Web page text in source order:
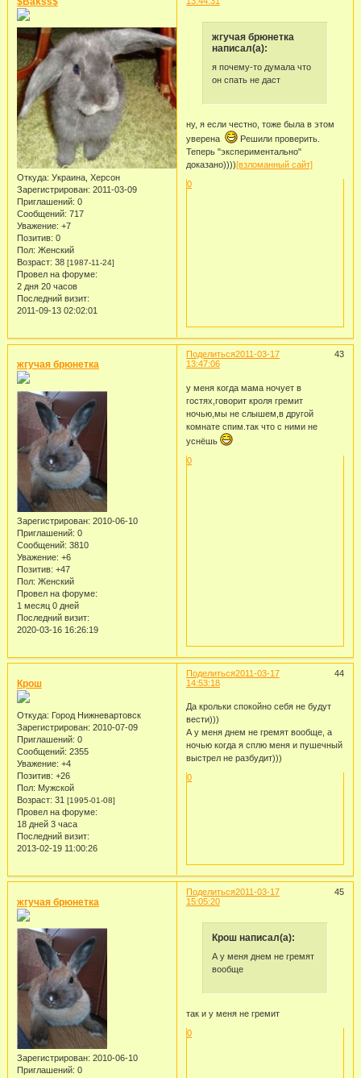
Откуда: Украина, Херсон
Зарегистрирован: 2011-03-09
Приглашений: 0
Сообщений: 717
Уважение: +7
Позитив: 0
Пол: Женский
Возраст: 38 [1987-11-24]
Провел на форуме:
2 дня 20 часов
Последний визит:
2011-09-13 02:02:01
жгучая брюнетка
написал(а):
я почему-то думала что
он спать не даст
ну, я если честно, тоже была в этом
уверена
Решили проверить.
Теперь "экспериментально"
доказано))))[взломанный сайт]
0
Поделиться 43
2011-03-17
13:47:06
жгучая брюнетка
Зарегистрирован: 2010-06-10
Приглашений: 0
Сообщений: 3810
Уважение: +6
Позитив: +47
Пол: Женский
Провел на форуме:
1 месяц 0 дней
Последний визит:
2020-03-16 16:26:19
у меня когда мама ночует в
гостях,говорит кроля гремит
ночью,мы не слышем,в другой
комнате спим.так что с ними не
уснёшь
0
Поделиться 44
2011-03-17
14:53:18
Крош
Откуда: Город Нижневартовск
Зарегистрирован: 2010-07-09
Приглашений: 0
Сообщений: 2355
Уважение: +4
Позитив: +26
Пол: Мужской
Возраст: 31 [1995-01-08]
Провел на форуме:
18 дней 3 часа
Последний визит:
2013-02-19 11:00:26
Да крольки спокойно себя не будут
вести)))
А у меня днем не гремят вообще, а
ночью когда я сплю меня и пушечный
выстрел не разбудит)))
0
Поделиться 45
2011-03-17
15:05:20
жгучая брюнетка
Зарегистрирован: 2010-06-10
Приглашений: 0
Крош написал(а):
А у меня днем не гремят
вообще
так и у меня не гремит
0